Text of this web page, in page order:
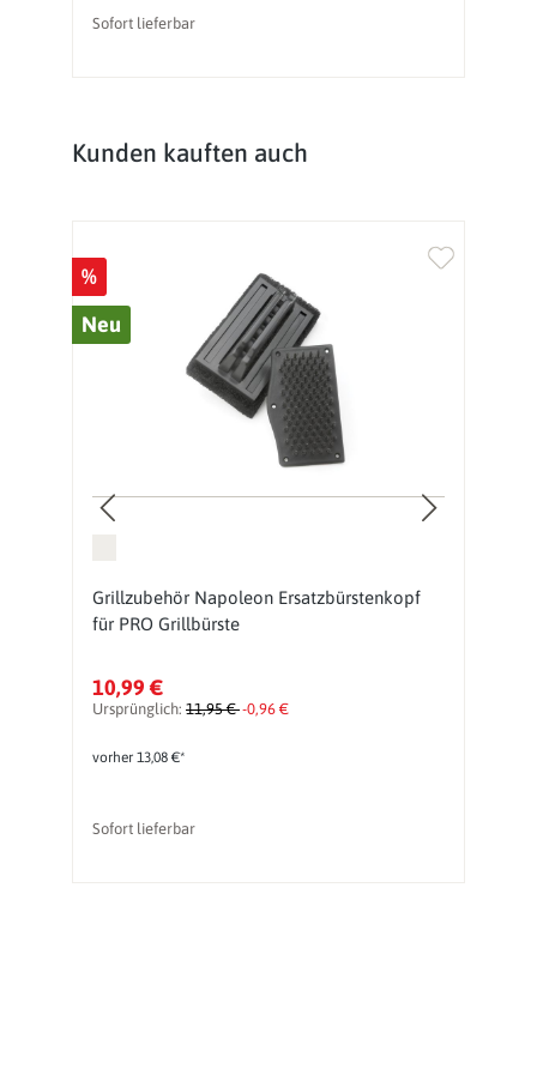
Sofort lieferbar
Produktgalerie überspringen
Kunden kauften auch
%
Neu
Grillzubehör Napoleon Ersatzbürstenkopf
für PRO Grillbürste
10,99 €
Ursprünglich: 11,95 €-0,96 €
vorher 13,08 €*
Sofort lieferbar